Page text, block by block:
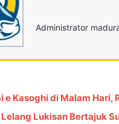
Administrator
e Kasoghi di Malam Hari,
Lukisan Bertajuk